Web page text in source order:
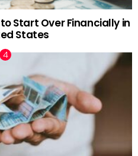
Start Over Financially in
States